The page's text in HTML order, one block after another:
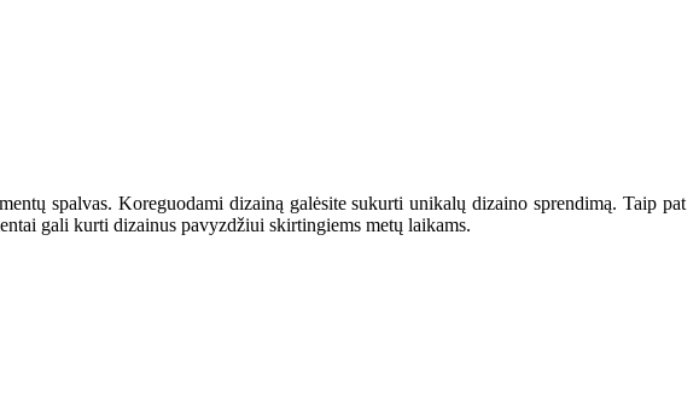
spalvas. Koreguodami dizainą galėsite sukurti unikalų dizaino sprendimą. Taip pat
gali kurti dizainus pavyzdžiui skirtingiems metų laikams.